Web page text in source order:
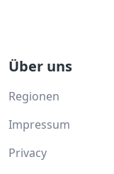
Über uns
Regionen
Impressum
Privacy